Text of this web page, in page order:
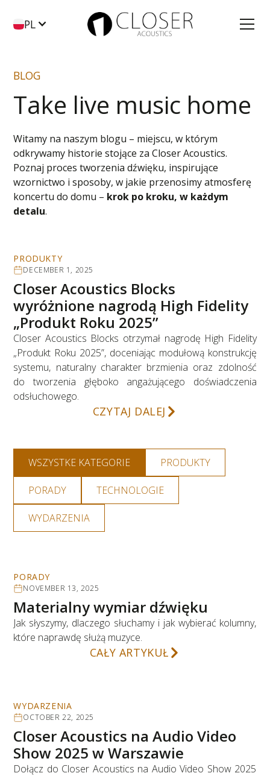
PL
BLOG
Take live music home
Witamy na naszym blogu – miejscu, w którym
odkrywamy historie stojące za Closer Acoustics.
Poznaj proces tworzenia dźwięku, inspirujące
wzornictwo i sposoby, w jakie przenosimy atmosferę
koncertu do domu – krok po kroku, w każdym
detalu.
PRODUKTY
DECEMBER 1, 2025
Closer Acoustics Blocks
wyróżnione nagrodą High Fidelity
„Produkt Roku 2025”
Closer Acoustics Blocks otrzymał nagrodę High Fidelity
„Produkt Roku 2025”, doceniając modułową konstrukcję
systemu, naturalny charakter brzmienia oraz zdolność
do tworzenia głęboko angażującego doświadczenia
odsłuchowego.
CZYTAJ DALEJ
WSZYSTKE KATEGORIE PRODUKTY
PORADY TECHNOLOGIE
WYDARZENIA
PORADY
NOVEMBER 13, 2025
Materialny wymiar dźwięku
Jak słyszymy, dlaczego słuchamy i jak wybierać kolumny,
które naprawdę służą muzyce.
CAŁY ARTYKUŁ
WYDARZENIA
OCTOBER 22, 2025
Closer Acoustics na Audio Video
Show 2025 w Warszawie
Dołącz do Closer Acoustics na Audio Video Show 2025